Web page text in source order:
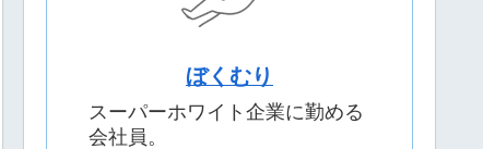
ぼくむり
スーパーホワイト企業に勤める
会社員。